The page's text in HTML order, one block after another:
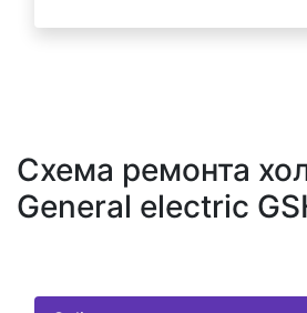
Схема ремонта
General electric